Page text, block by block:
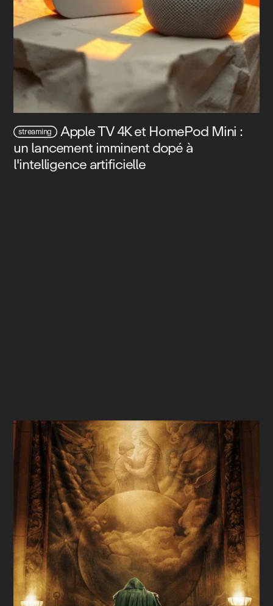
streaming Apple TV 4K et HomePod Mini :
un lancement imminent dopé à
l'intelligence artificielle